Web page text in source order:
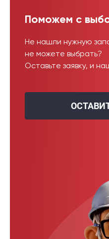
Поможем с
Не нашли нужную
не можете выбрать?
Оставьте заявку, и